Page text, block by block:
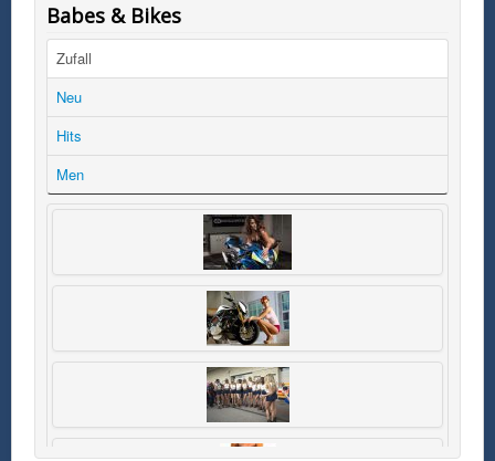
Babes & Bikes
Zufall
Neu
Hits
Men